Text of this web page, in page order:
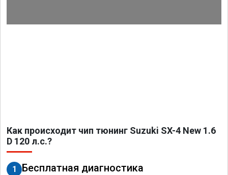
Как происходит чип тюнинг Suzuki SX-4 New 1.6
D 120 л.с.?
1 Бесплатная диагностика